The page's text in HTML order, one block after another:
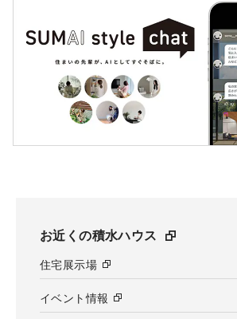
お近くの積水ハウス
住宅展示場
イベント情報